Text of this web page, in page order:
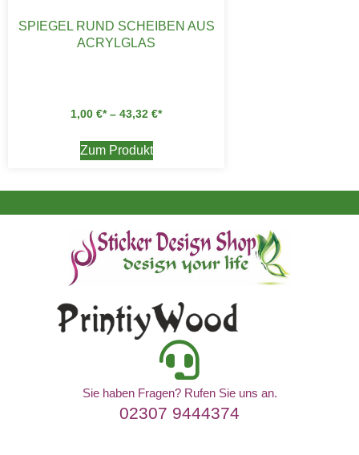
SPIEGEL RUND SCHEIBEN AUS
ACRYLGLAS
1,00 € – 43,32 €
Zum Produkt
Sie haben Fragen? Rufen Sie uns an.
02307 9444374